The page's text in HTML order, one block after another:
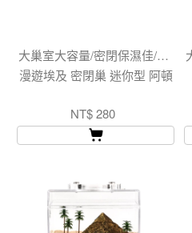
大巢室大容量/密閉保濕佳/純手刻巢室壁畫
漫遊埃及 密閉巢 迷你型 阿頓
NT$ 280